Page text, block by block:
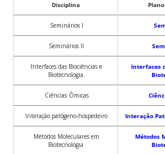
Disciplina
Seminários I
Seminários II
Interfaces das Biociências e
Biotecnologia
Interfaces
Ciências Ômicas
Interação patógeno-hospedeiro Interação
Métodos Moleculares em
Biotecnologia
Métodos